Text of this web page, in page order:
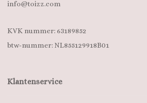
info@toizz.com
KVK nummer: 63189852
btw-nummer: NL855129918B01
Klantenservice